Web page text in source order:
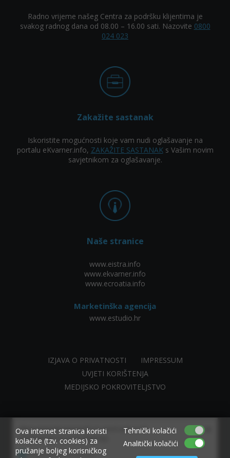
Allow www.ekvarner.info to send web push
notifications to your desktop.
Powered by SendPulse
×
Radno vrijeme našeg Centra za podršku klijentima je
svakog radnog dana od 08.00 – 16.00 sati. Nazovite 0800
024 023
Zakažite sastanak
Iskoristite mogućnosti koje vam nudi oglašavanje na
portalu eKvarner.info, ZAKAŽITE SASTANAKs Vašim novim
savjetnikom za oglašavanje.
Naše stranice
www.eistra.info
www.ekvarner.info
www.ecroatia.info
Marketinška agencija
www.estudio.hr
IZJAVA O PRIVATNOSTI
IMPRESSUM
UVJETI KORIŠTENJA
MEDIJSKO POKROVITELJSTVO
Ova internet stranica koristi
kolačiće (tzv. cookies) za
pružanje boljeg korisničkog
Tehnički kolačići
Analitički kolačići